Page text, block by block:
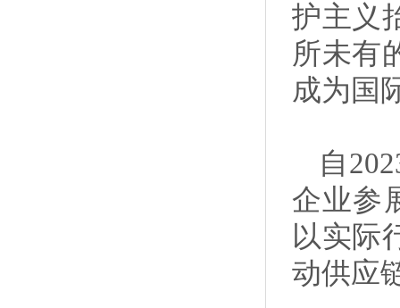
护主义
所未有
成为国
自
企业参
以实际
动供应